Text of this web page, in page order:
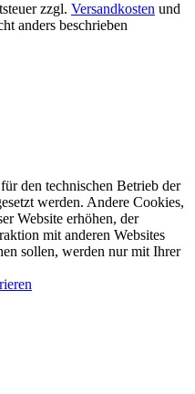
zzgl. Versandkosten und
anders beschrieben
den technischen Betrieb der
werden. Andere Cookies,
Website erhöhen, der
mit anderen Websites
sollen, werden nur mit Ihrer